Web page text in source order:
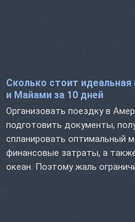
Сколько стоит
и Майами за 10 дней
Организовать поездку в
подготовить документы,
спланировать оптимальный
финансовые затраты, а
океан. Поэтому жаль